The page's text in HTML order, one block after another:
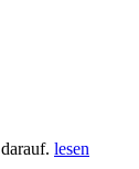
lesen